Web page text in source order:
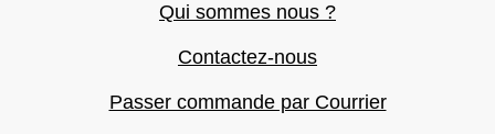
Qui sommes nous ?
Contactez-nous
Passer commande par Courrier